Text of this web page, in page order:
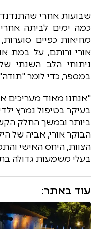
שבועות אחרי
כמה ימים לביתה
מחיאות כפיים
אורי ורותם, על במת
במספר, כדי לומר
"אנחנו מאוד
בעיקר בטיפול נמרץ
ביותר ובמשך החלק
הבוקר אורי, אביה של
הצוות, היחס האישי
בעלי משמעות גדולה
עוד באתר: